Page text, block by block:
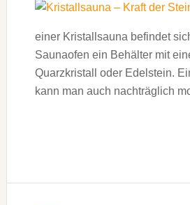
einer Kristallsauna befindet
Saunaofen ein Behälter mit
Quarzkristall oder Edelstein.
kann man auch nachträglich